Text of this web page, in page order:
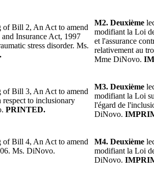
of Bill 2, An Act to amend
Insurance Act, 1997
stress disorder. Ms.
M2. Deuxième
modifiant la Loi
et l'assurance
relativement au
Mme DiNovo.
of Bill 3, An Act to amend
to inclusionary
PRINTED.
M3. Deuxième
modifiant la Loi
l'égard de
DiNovo.
of Bill 4, An Act to amend
Ms. DiNovo.
M4. Deuxième
modifiant la Loi
DiNovo.